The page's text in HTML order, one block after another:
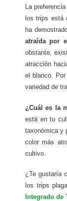
La
los trips está
ha
atraída por
obstante,
atracción
el blanco.
variedad de
¿Cuál es la
está en tu
taxonómica y
color más
cultivo.
¿Te gustaría
los trips
Integrado de